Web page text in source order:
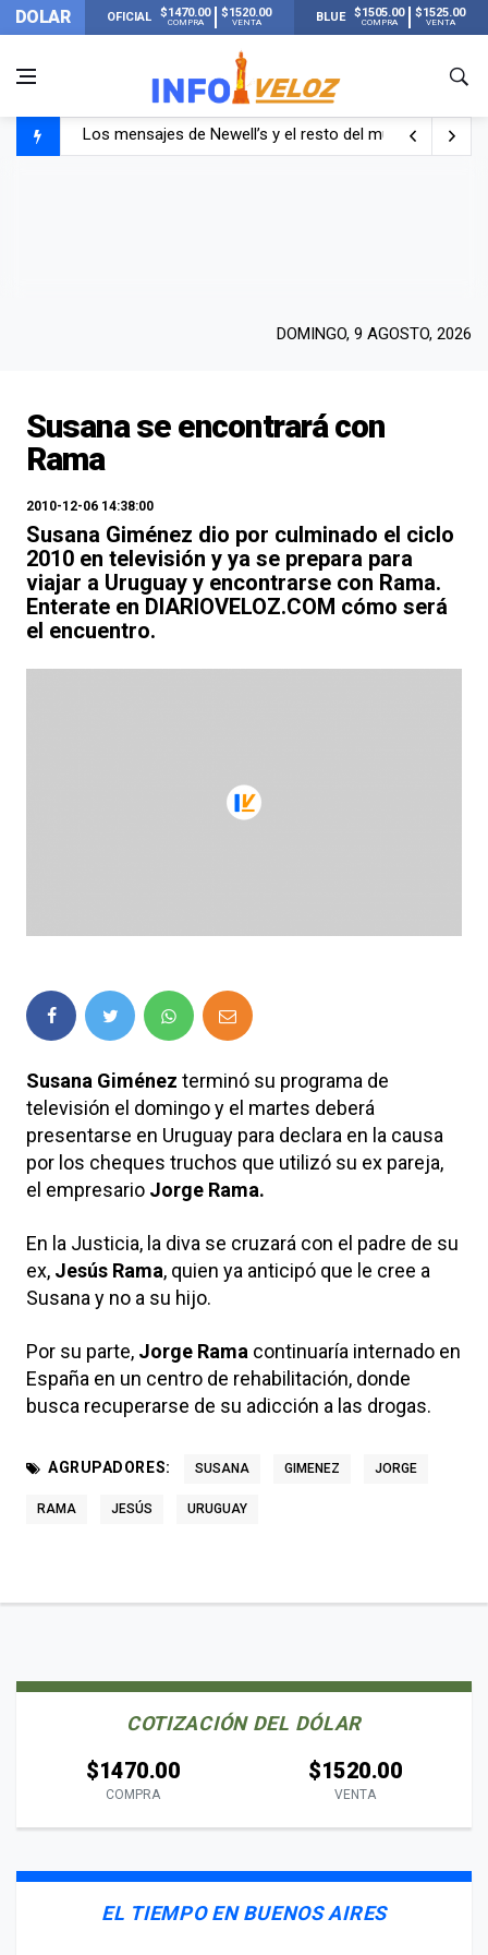
DOLAR OFICIAL $1470.00
COMPRA
$1520.00
VENTA BLUE $1505.00
COMPRA
$1525.00
VENTA
Los mensajes de Newell’s y el resto del mundo del
Murió Jorge Messi, el papá de Lionel Messi
DOMINGO, 9 AGOSTO, 2026
Susana se encontrará con
Rama
2010-12-06 14:38:00
Susana Giménez dio por culminado el ciclo
2010 en televisión y ya se prepara para
viajar a Uruguay y encontrarse con Rama.
Enterate en DIARIOVELOZ.COM cómo será
el encuentro.
Susana Giménez terminó su programa de
televisión el domingo y el martes deberá
presentarse en Uruguay para declara en la causa
por los cheques truchos que utilizó su ex pareja,
el empresario Jorge Rama.
En la Justicia, la diva se cruzará con el padre de su
ex, Jesús Rama, quien ya anticipó que le cree a
Susana y no a su hijo.
Por su parte, Jorge Rama continuaría internado en
España en un centro de rehabilitación, donde
busca recuperarse de su adicción a las drogas.
AGRUPADORES: SUSANA GIMENEZ JORGE
RAMA JESÚS URUGUAY
COTIZACIÓN DEL DÓLAR
$1470.00
COMPRA
$1520.00
VENTA
EL TIEMPO EN BUENOS AIRES